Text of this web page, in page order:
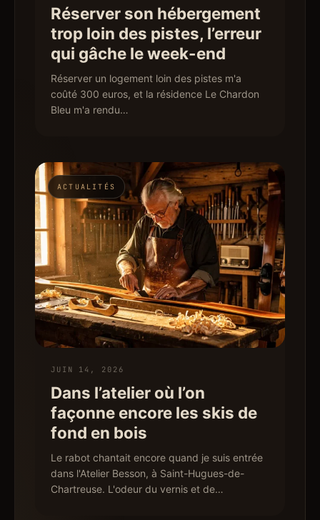
Réserver son hébergement
trop loin des pistes, l’erreur
qui gâche le week-end
Réserver un logement loin des pistes m'a
coûté 300 euros, et la résidence Le Chardon
Bleu m'a rendu…
ACTUALITÉS
JUIN 14, 2026
Dans l’atelier où l’on
façonne encore les skis de
fond en bois
Le rabot chantait encore quand je suis entrée
dans l'Atelier Besson, à Saint-Hugues-de-
Chartreuse. L'odeur du vernis et de…